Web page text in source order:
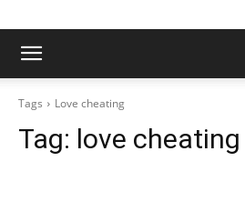
Tags Love cheating
Tag: love cheating